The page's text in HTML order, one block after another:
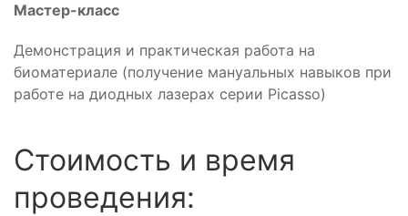
Мастер-класс
Демонстрация и практическая работа на
биоматериале (получение мануальных навыков при
работе на диодных лазерах серии Picasso)
Стоимость и время
проведения: